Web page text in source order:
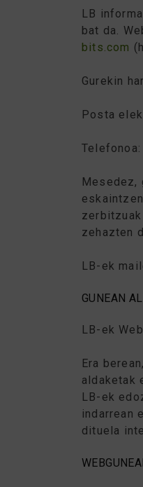
LB
bat da.
bits.com
Gurekin
Posta
Mesedez,
zehazten
LB-ek
GUNEAN
LB-ek
Era
aldaketak
LB-ek
indarrean
dituela